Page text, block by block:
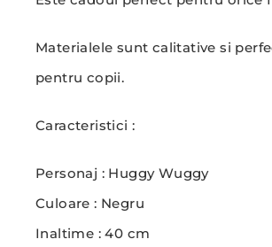
Materialele sunt calitative si
pentru copii.
Caracteristici :
Personaj : Huggy Wuggy
Culoare : Negru
Inaltime : 40 cm